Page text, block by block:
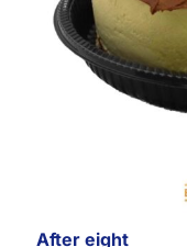
After eight